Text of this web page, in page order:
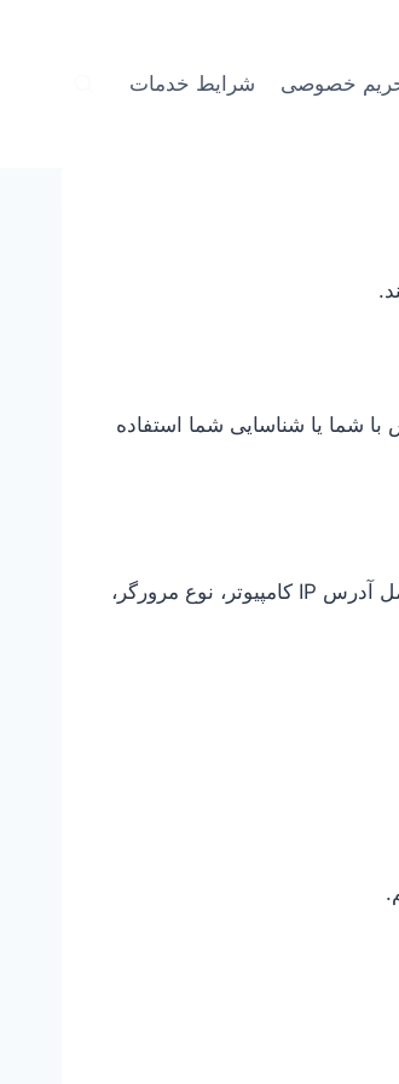
خصوصی شرایط خدمات
شما یا شناسایی شما استفاده
ما اطلاعاتی را که مرورگر شما هنگام بازدید از سرویس ما ارسال می‌کند جمع‌آوری می‌کنیم (“داده‌های گزارش”). این‌ها ممکن است شامل آدرس IP کامپیوتر، نوع مرورگر،